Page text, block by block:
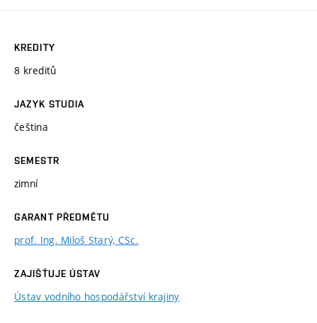
KREDITY
8 kreditů
JAZYK STUDIA
čeština
SEMESTR
zimní
GARANT PŘEDMĚTU
prof. Ing. Miloš Starý, CSc.
ZAJIŠŤUJE ÚSTAV
Ústav vodního hospodářství krajiny